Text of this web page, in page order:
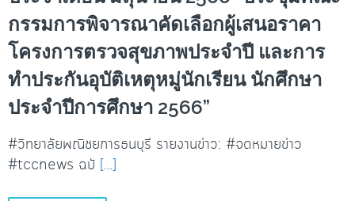
กรรมการพิจารณาคัดเลือกผู้เสนอราคา
โครงการตรวจสุขภาพประจำปี และการ
ทำประกันอุบัติเหตุหมู่นักเรียน นักศึกษา
ประจำปีการศึกษา 2566”
#วิทยาลัยพณิชยการธนบุรี รายงานข่าว: #จดหมายข่าว
#tccnews ฉบั […]